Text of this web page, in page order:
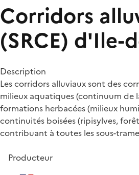
Corridors
(SRCE) d'Ile-
Description
Les corridors alluviaux sont des
milieux aquatiques (continuum de
formations herbacées (milieux
continuités boisées (ripisylves,
contribuant à toutes les sous-
Producteur